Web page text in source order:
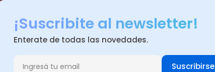
¡Suscribite al newsletter!
Enterate de todas las novedades.
Suscribirse